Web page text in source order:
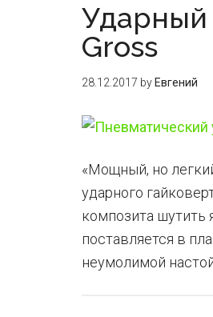
Ударный
Gross
28.12.2017 by Евгений
«Мощный, но
ударного
композита шутить
поставляется в
неумолимой